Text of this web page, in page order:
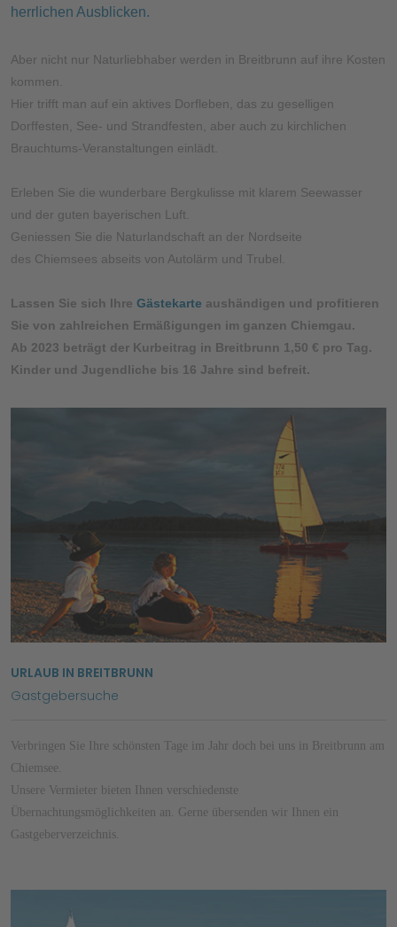
herrlichen Ausblicken.
Aber nicht nur Naturliebhaber werden in Breitbrunn auf ihre Kosten
kommen.
Hier trifft man auf ein aktives Dorfleben, das zu geselligen
Dorffesten, See- und Strandfesten, aber auch zu kirchlichen
Brauchtums-Veranstaltungen einlädt.
Erleben Sie die wunderbare Bergkulisse mit klarem Seewasser
und der guten bayerischen Luft.
Geniessen Sie die Naturlandschaft an der Nordseite
des Chiemsees abseits von Autolärm und Trubel.
Lassen Sie sich Ihre Gästekarte aushändigen und profitieren
Sie von zahlreichen Ermäßigungen im ganzen Chiemgau.
Ab 2023 beträgt der Kurbeitrag in Breitbrunn 1,50 € pro Tag.
Kinder und Jugendliche bis 16 Jahre sind befreit.
URLAUB IN BREITBRUNN
Gastgebersuche
Verbringen Sie Ihre schönsten Tage im Jahr doch bei uns in Breitbrunn am
Chiemsee.
Unsere Vermieter bieten Ihnen verschiedenste
Übernachtungsmöglichkeiten an. Gerne übersenden wir Ihnen ein
Gastgeberverzeichnis.